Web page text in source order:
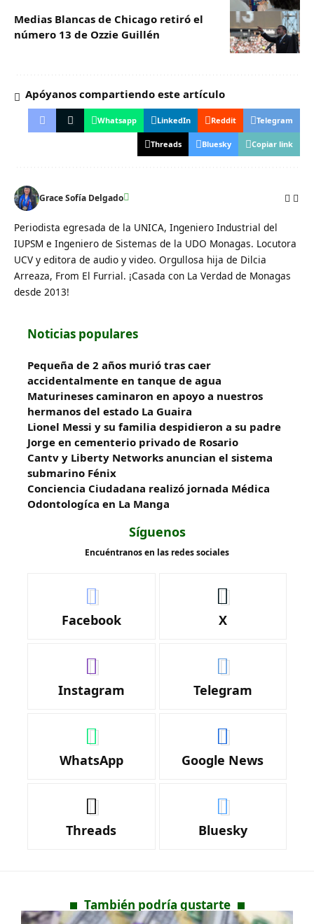
Medias Blancas de Chicago retiró el
número 13 de Ozzie Guillén
Apóyanos compartiendo este artículo
Whatsapp LinkedIn Reddit Telegram
Threads Bluesky Copiar link
Grace Sofía Delgado
Periodista egresada de la UNICA, Ingeniero Industrial del
IUPSM e Ingeniero de Sistemas de la UDO Monagas. Locutora
UCV y editora de audio y video. Orgullosa hija de Dilcia
Arreaza, From El Furrial. ¡Casada con La Verdad de Monagas
desde 2013!
Noticias populares
Pequeña de 2 años murió tras caer
accidentalmente en tanque de agua
Maturineses caminaron en apoyo a nuestros
hermanos del estado La Guaira
Lionel Messi y su familia despidieron a su padre
Jorge en cementerio privado de Rosario
Cantv y Liberty Networks anuncian el sistema
submarino Fénix
Conciencia Ciudadana realizó jornada Médica
Odontologíca en La Manga
Síguenos
Encuéntranos en las redes sociales
Facebook X
Instagram Telegram
WhatsApp Google News
Threads Bluesky
También podría gustarte